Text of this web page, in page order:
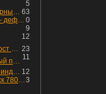
5
63
Почему стратегия Евгения Черных приведет вас к убыткам в 2026 году
0
Инфляция в начале августа — дефляция из-за топлива и плодоовощной корзины, но услуги продолжают дорожать, а рубль начал ослабевать.
9
12
23
Санкции США пристрелили рост акций в России
11
⛽️Евротранс в руинах. Грустный пост😶😞 Что изменилось в облигациях?
12
Сенат США принял санкции Линдси Грэма против России
3
Лучшие бумаги недели. Выпуск 780 – обновления для пятницы